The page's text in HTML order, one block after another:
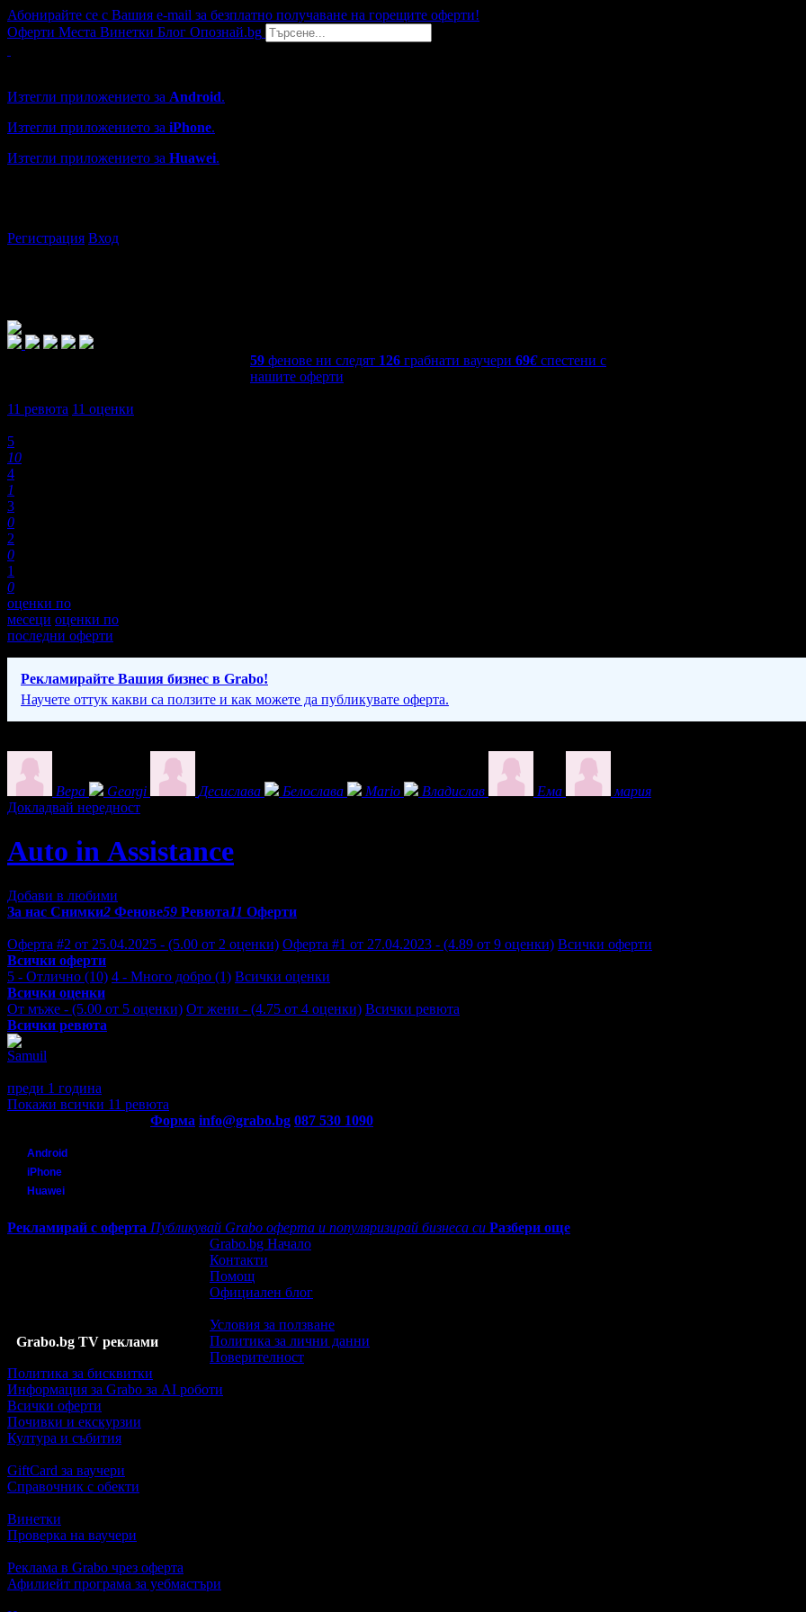
Абонирайте се с Вашия e-mail за безплатно получаване на горещите оферти!
Оферти Места Винетки Блог Опознай.bg
Изтегли приложението за Android.
Изтегли приложението за iPhone.
Изтегли приложението за Huawei.
Регистрация Вход
59 фенове ни следят 126 грабнати ваучери 69€ спестени с
нашите оферти
11 ревюта 11 оценки
5
10
4
1
3
0
2
0
1
0
оценки по
месеци оценки по
последни оферти
Рекламирайте Вашия бизнес в Grabo!
Научете оттук какви са ползите и как можете да публикувате оферта.
Вера Georgi Десислава Белослава Mario Владислав Ема
мария
Докладвай нередност
Аuto in Аssistance
Добави в любими
За нас Снимки2 Фенове59 Ревюта11 Оферти
Оферта #2 от 25.04.2025 - (5.00 от 2 оценки) Оферта #1 от 27.04.2023 - (4.89 от 9 оценки) Всички оферти
Всички оферти
5 - Отлично (10) 4 - Много добро (1) Всички оценки
Всички оценки
От мъже - (5.00 от 5 оценки) От жени - (4.75 от 4 оценки) Всички ревюта
Всички ревюта
Samuil
преди 1 година
Покажи всички 11 ревюта
Форма info@grabo.bg 087 530 1090
Android
iPhone
Huawei
Рекламирай с оферта Публикувай Grabo оферта и популяризирай бизнеса си Разбери още
Grabo.bg TV реклами
Grabo.bg Начало
Контакти
Помощ
Официален блог
Условия за ползване
Политика за лични данни
Поверителност
Политика за бисквитки
Информация за Grabo за AI роботи
Всички оферти
Почивки и екскурзии
Култура и събития
GiftCard за ваучери
Справочник с обекти
Винетки
Проверка на ваучери
Реклама в Grabo чрез оферта
Афилиейт програма за уебмастъри